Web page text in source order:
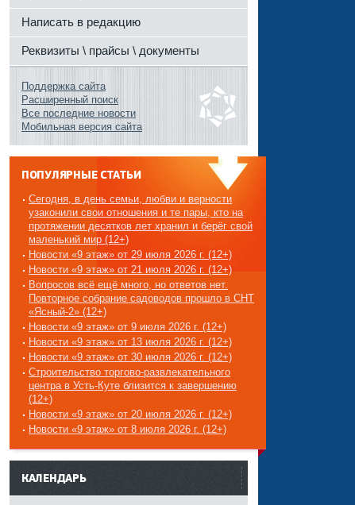
Написать в редакцию
Реквизиты \ прайсы \ документы
Поддержка сайта
Расширенный поиск
Все последние новости
Мобильная версия сайта
ПОПУЛЯРНЫЕ СТАТЬИ
Сегодня, в день семьи, любви и верности
узаконили свои отношения и те пары, кто на
протяжении десятков лет хранил и берёг свой
маленький мир (12+)
Новости «9 этаж» от 29 июля 2026 г. (12+)
Новости «9 этаж» от 21 июля 2026 г. (12+)
Вопросов всё ещё много, но ответов нет.
Повторное собрание садоводов прошло в СНТ
«Ясный-2» (12+)
Новости «9 этаж» от 9 июля 2026 г. (12+)
Новости «9 этаж» от 13 июля 2026 г. (12+)
Новости «9 этаж» от 30 июля 2026 г. (12+)
Строительство торгово-развлекательного
центра в Усть-Куте близится к завершению
(12+)
Новости «9 этаж» от 20 июля 2026 г. (12+)
Новости «9 этаж» от 8 июля 2026 г. (12+)
------
КАЛЕНДАРЬ